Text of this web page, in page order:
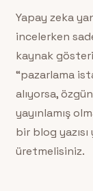
Yapay zeka
incelerken
kaynak
“pazarlama
alıyorsa,
yayınlamış
bir blog
üretmelisiniz.